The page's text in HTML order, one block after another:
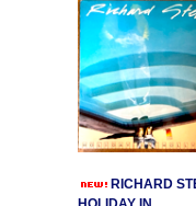
RICHARD